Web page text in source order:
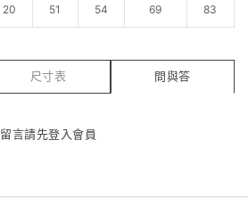
20 51 54 69 83
尺寸表 問與答
留言請先登入會員